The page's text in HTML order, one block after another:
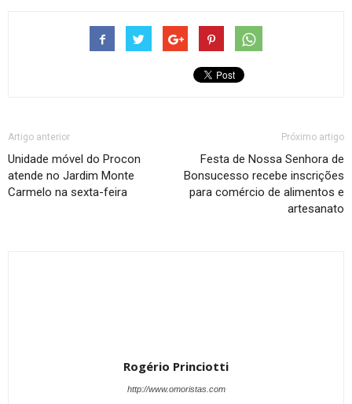
Artigo anterior
Unidade móvel do Procon
atende no Jardim Monte
Carmelo na sexta-feira
Próximo artigo
Festa de Nossa Senhora de
Bonsucesso recebe inscrições
para comércio de alimentos e
artesanato
Rogério Princiotti
http://www.omoristas.com